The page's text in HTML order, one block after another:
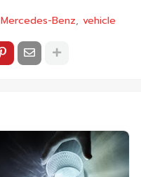
Mercedes-Benz vehicle